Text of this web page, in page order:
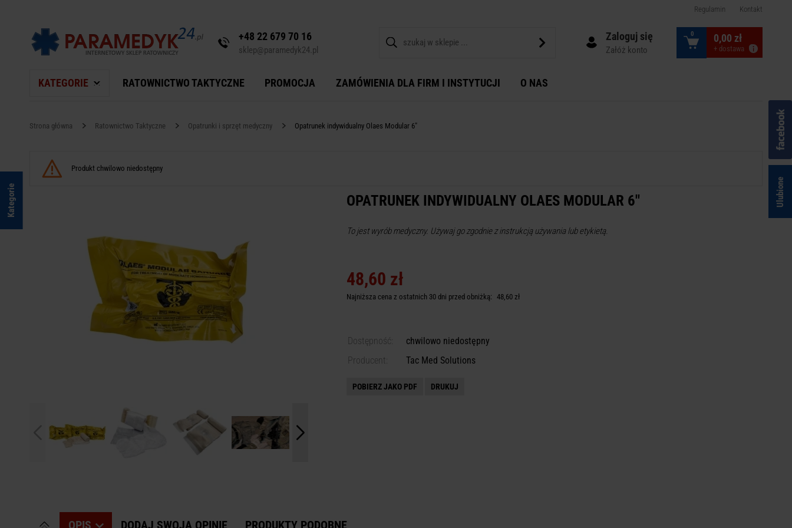
Regulamin Kontakt
+48 22 679 70 16
sklep@paramedyk24.pl
Zaloguj się
Załóż konto
0 0,00 zł
+ dostawa
KATEGORIE RATOWNICTWO TAKTYCZNE PROMOCJA ZAMÓWIENIA DLA FIRM I INSTYTUCJI O NAS
Strona główna Ratownictwo Taktyczne Opatrunki i sprzęt medyczny Opatrunek indywidualny Olaes Modular 6"
Kategorie
Produkt chwilowo niedostępny
OPATRUNEK INDYWIDUALNY OLAES MODULAR 6"
To jest wyrób medyczny. Używaj go zgodnie z instrukcją używania lub etykietą.
48,60 zł
Najniższa cena z ostatnich 30 dni przed obniżką: 48,60 zł
Dostępność:
chwilowo niedostępny
Producent:
Tac Med Solutions
POBIERZ JAKO PDF DRUKUJ
OPIS DODAJ SWOJĄ OPINIĘ PRODUKTY PODOBNE
Ulubione